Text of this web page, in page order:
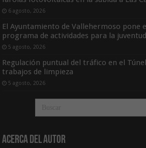
6 agosto, 2026
El Ayuntamiento de Vallehermoso pone
programa de actividades para la
5 agosto, 2026
Regulación puntual del tráfico en el
trabajos de limpieza
5 agosto, 2026
Acerca del Autor